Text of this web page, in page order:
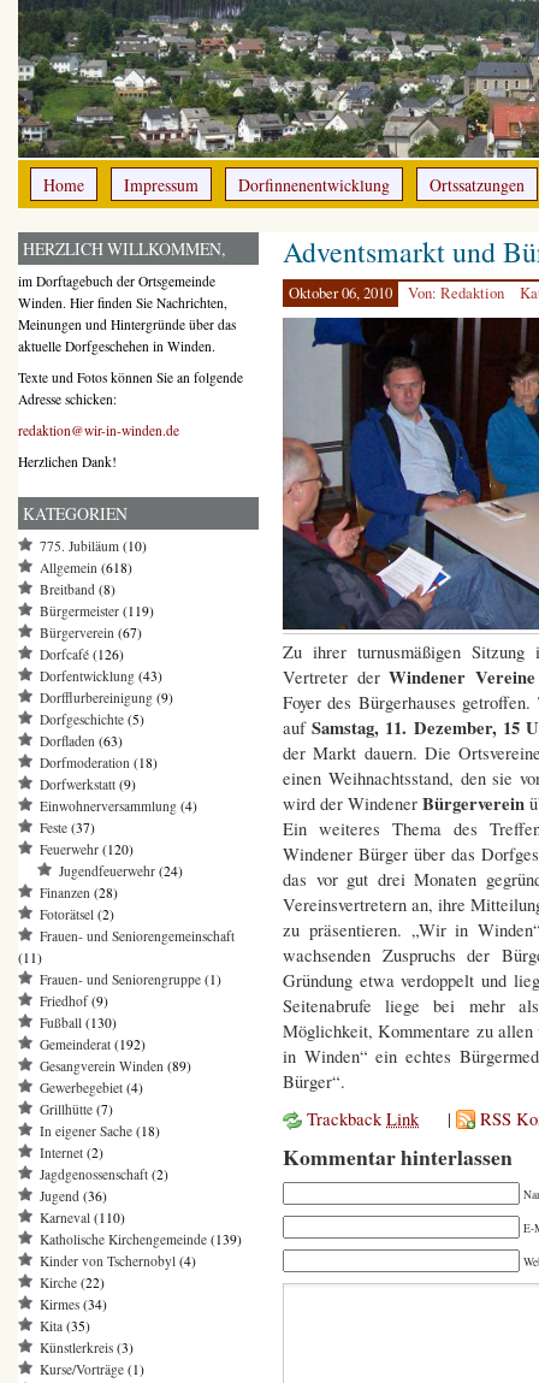
Home Impressum Dorfinnenentwicklung Ortssatzungen
Adventsmarkt und
Oktober 06, 2010 Von: Redaktion
Zu ihrer turnusmäßigen
Vertreter derWindener Vereine
Foyer des Bürgerhauses
aufSamstag, 11. Dezember, 15
der Markt dauern. Die
einen Weihnachtsstand, den sie
wird der Windener Bürgerverein
Ein weiteres Thema des
Windener Bürger über das
das vor gut drei Monaten
Vereinsvertretern an, ihre
zu präsentieren. „Wir in
wachsenden Zuspruchs der
Gründung etwa verdoppelt und
Seitenabrufe liege bei mehr
Möglichkeit, Kommentare zu
in Winden“ ein echtes
Bürger“.
TrackbackLink | RSS
Kommentar hinterlassen
E-
HERZLICH WILLKOMMEN,
im Dorftagebuch der Ortsgemeinde
Winden. Hier finden Sie Nachrichten,
Meinungen und Hintergründe über das
aktuelle Dorfgeschehen in Winden.
Texte und Fotos können Sie an folgende
Adresse schicken:
redaktion@wir-in-winden.de
Herzlichen Dank!
KATEGORIEN
775. Jubiläum (10)
Allgemein (618)
Breitband (8)
Bürgermeister (119)
Bürgerverein (67)
Dorfcafé (126)
Dorfentwicklung (43)
Dorfflurbereinigung (9)
Dorfgeschichte (5)
Dorfladen (63)
Dorfmoderation (18)
Dorfwerkstatt (9)
Einwohnerversammlung (4)
Feste (37)
Feuerwehr (120)
Jugendfeuerwehr (24)
Finanzen (28)
Fotorätsel (2)
Frauen- und Seniorengemeinschaft
(11)
Frauen- und Seniorengruppe (1)
Friedhof(9)
Fußball (130)
Gemeinderat (192)
Gesangverein Winden (89)
Gewerbegebiet (4)
Grillhütte (7)
In eigener Sache (18)
Internet (2)
Jagdgenossenschaft (2)
Jugend (36)
Karneval (110)
Katholische Kirchengemeinde (139)
Kinder von Tschernobyl (4)
Kirche (22)
Kirmes (34)
Kita (35)
Künstlerkreis (3)
Kurse/Vorträge (1)